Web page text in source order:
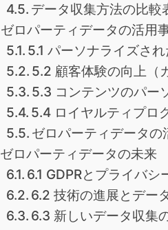
データ収集方法の比較
ゼロパーティデータの活用
5.1 パーソナライズさ
5.2 顧客体験の向上（
5.3 コンテンツのパー
5.4 ロイヤルティプロ
ゼロパーティデータの
ゼロパーティデータの未来
6.1 GDPRとプライバシ
6.2 技術の進展とデー
6.3 新しいデータ収集